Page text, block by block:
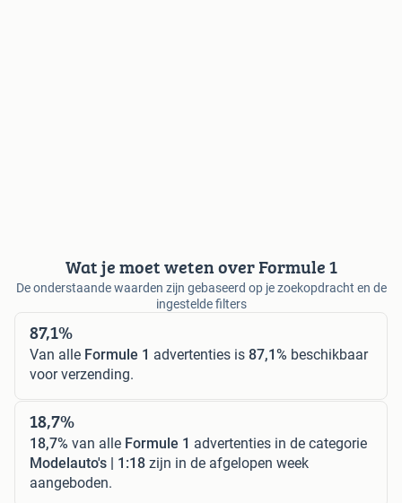
Wat je moet weten over Formule 1
De onderstaande waarden zijn gebaseerd op je zoekopdracht en de
ingestelde filters
87,1%
Van alle Formule 1 advertenties is 87,1% beschikbaar
voor verzending.
18,7%
18,7% van alle Formule 1 advertenties in de categorie
Modelauto's | 1:18 zijn in de afgelopen week
aangeboden.